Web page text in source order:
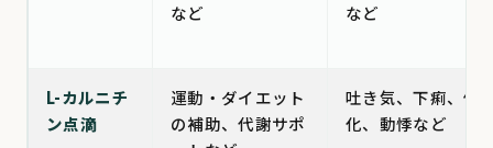
など
など
L-カルニチ
ン点滴
運動・ダイエット
の補助、代謝サポ
吐き気、下痢、体
化、動悸など